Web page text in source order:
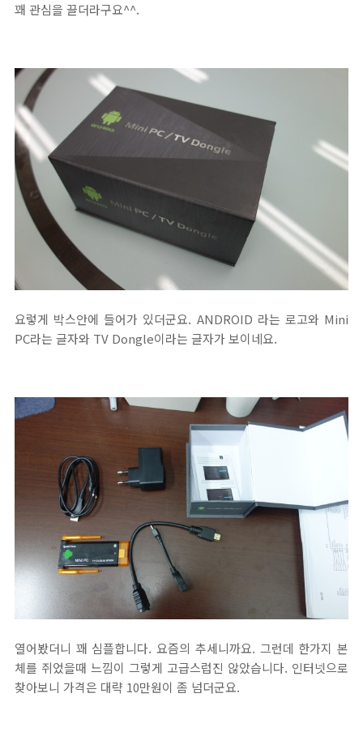
꽤 관심을 끌더라구요^^.
요렇게 박스안에 들어가 있더군요. ANDROID 라는 로고와 Mini
PC라는 글자와 TV Dongle이라는 글자가 보이네요.
열어봤더니 꽤 심플합니다. 요즘의 추세니까요. 그런데 한가지 본
체를 쥐었을때 느낌이 그렇게 고급스럽진 않았습니다. 인터넷으로
찾아보니 가격은 대략 10만원이 좀 넘더군요.